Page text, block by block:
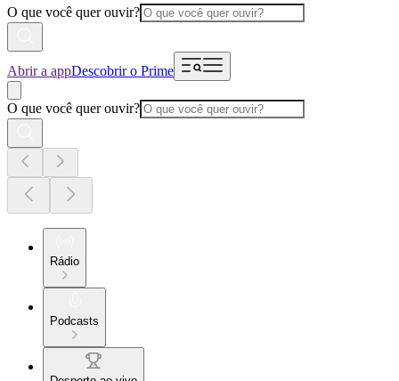
O que você quer ouvir?
Abrir a appDescobrir o Prime
O que você quer ouvir?
Rádio
Podcasts